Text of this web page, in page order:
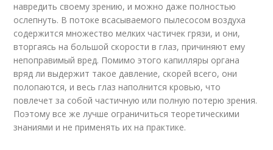
навредить своему зрению, и можно даже полностью
ослепнуть. В потоке всасываемого пылесосом воздуха
содержится множество мелких частичек грязи, и они,
вторгаясь на большой скорости в глаз, причиняют ему
непоправимый вред. Помимо этого капилляры органа
вряд ли выдержит такое давление, скорей всего, они
полопаются, и весь глаз наполнится кровью, что
повлечет за собой частичную или полную потерю зрения.
Поэтому все же лучше ограничиться теоретическими
знаниями и не применять их на практике.